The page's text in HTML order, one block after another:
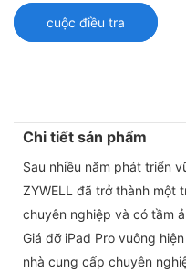
cuộc điều tra
Chi tiết sản phẩm
Sau nhiều năm phát triển
ZYWELL đã trở thành một
chuyên nghiệp và có tầm
Giá đỡ iPad Pro vuông
nhà cung cấp chuyên